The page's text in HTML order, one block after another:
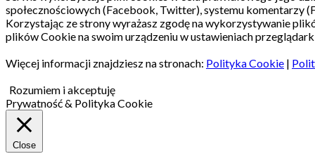
społecznościowych (Facebook, Twitter), systemu komentarzy
Korzystając ze strony wyrażasz zgodę na wykorzystywanie
plików Cookie na swoim urządzeniu w ustawieniach
Więcej informacji znajdziesz na stronach: Polityka Cookie |
Rozumiem i akceptuję
Prywatność & Polityka Cookie
Close